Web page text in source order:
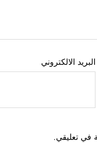
البريد الالكتروني
في تعليقي.